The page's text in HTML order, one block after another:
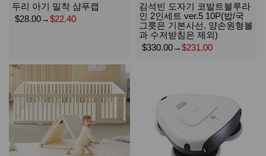
두리 아기 밀착 샴푸캡
$28.00→$22.40
김석빈 도자기 코발트블루라
인 2인세트 ver.5 10P(밥/국
그릇은 기본사선, 양손원형볼
과 수저받침은 제외)
$330.00→$231.00